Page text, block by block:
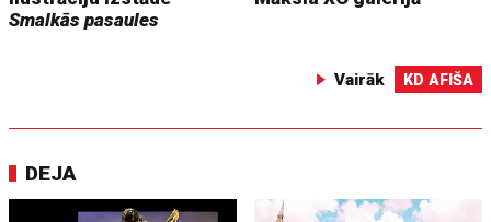
Smalkās pasaules
Vairāk KD AFIŠA
DEJA